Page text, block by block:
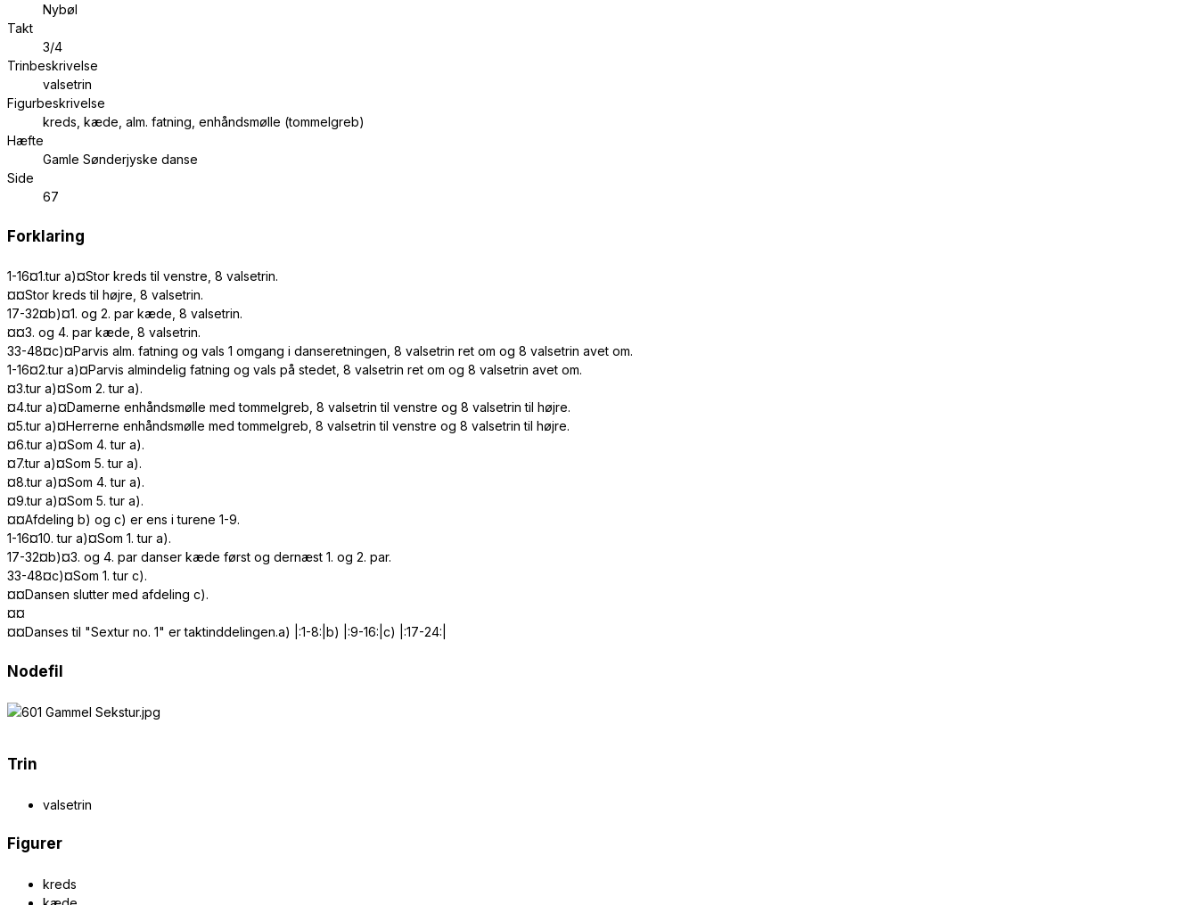
Nybøl
Takt
3/4
Trinbeskrivelse
valsetrin
Figurbeskrivelse
kreds, kæde, alm. fatning, enhåndsmølle (tommelgreb)
Hæfte
Gamle Sønderjyske danse
Side
67
Forklaring
1-16¤1.tur a)¤Stor kreds til venstre, 8 valsetrin.
¤¤Stor kreds til højre, 8 valsetrin.
17-32¤b)¤1. og 2. par kæde, 8 valsetrin.
¤¤3. og 4. par kæde, 8 valsetrin.
33-48¤c)¤Parvis alm. fatning og vals 1 omgang i danseretningen, 8 valsetrin ret om og 8 valsetrin avet om.
1-16¤2.tur a)¤Parvis almindelig fatning og vals på stedet, 8 valsetrin ret om og 8 valsetrin avet om.
¤3.tur a)¤Som 2. tur a).
¤4.tur a)¤Damerne enhåndsmølle med tommelgreb, 8 valsetrin til venstre og 8 valsetrin til højre.
¤5.tur a)¤Herrerne enhåndsmølle med tommelgreb, 8 valsetrin til venstre og 8 valsetrin til højre.
¤6.tur a)¤Som 4. tur a).
¤7.tur a)¤Som 5. tur a).
¤8.tur a)¤Som 4. tur a).
¤9.tur a)¤Som 5. tur a).
¤¤Afdeling b) og c) er ens i turene 1-9.
1-16¤10. tur a)¤Som 1. tur a).
17-32¤b)¤3. og 4. par danser kæde først og dernæst 1. og 2. par.
33-48¤c)¤Som 1. tur c).
¤¤Dansen slutter med afdeling c).
¤¤
¤¤Danses til "Sextur no. 1" er taktinddelingen.a) |:1-8:|b) |:9-16:|c) |:17-24:|
Nodefil
Trin
valsetrin
Figurer
kreds